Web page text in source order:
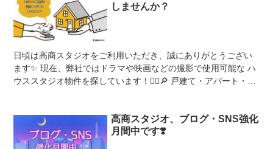
しませんか？
日頃は高商スタジオをご利用いただき、誠にありがとうござい
ます✨ 現在、弊社ではドラマや映画などの撮影で使用可能な ハ
ウススタジオ物件を探しています！💁‍♀️🔎 戸建て・アパート・ビ
高商スタジオ、ブログ・SNS強化
月間中です❣️